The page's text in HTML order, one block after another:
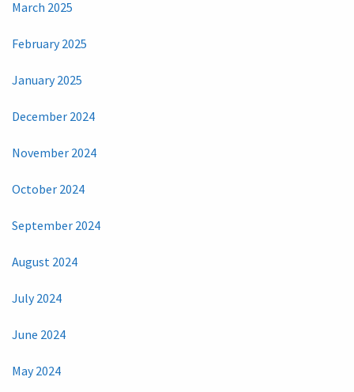
March 2025
February 2025
January 2025
December 2024
November 2024
October 2024
September 2024
August 2024
July 2024
June 2024
May 2024